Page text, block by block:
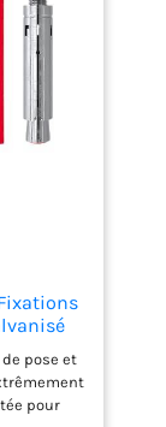
8pose et
pour